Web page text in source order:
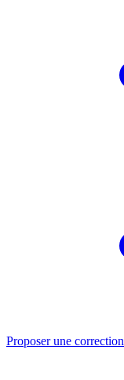
Proposer une correction